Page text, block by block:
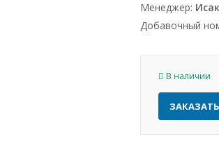
Менеджер:
Добавочный
В наличии
ЗАКАЗАТЬ